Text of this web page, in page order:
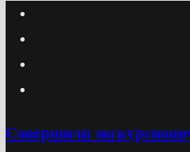
Cовершили